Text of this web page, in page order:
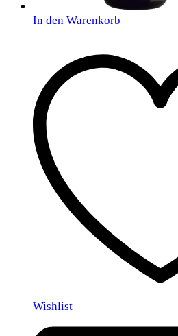
In den Warenkorb
Wishlist